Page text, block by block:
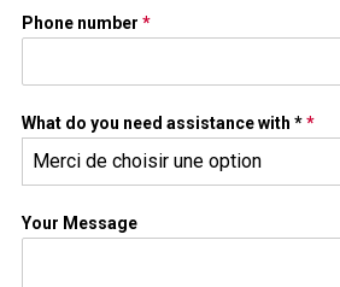
Phone number *
What do you need assistance with **
Merci de choisir une option
Your Message